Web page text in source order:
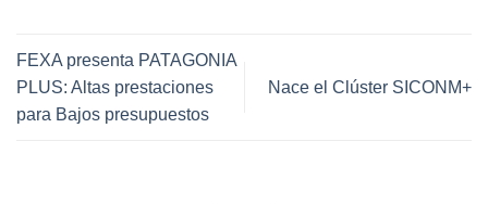
FEXA presenta PATAGONIA
PLUS: Altas prestaciones
para Bajos presupuestos
Nace el Clúster SICONM+